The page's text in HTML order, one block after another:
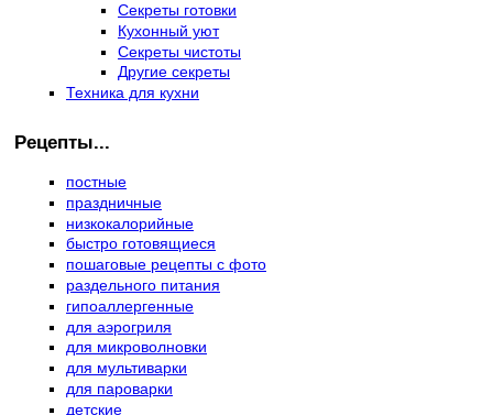
Секреты готовки
Кухонный уют
Секреты чистоты
Другие секреты
Техника для кухни
Рецепты...
постные
праздничные
низкокалорийные
быстро готовящиеся
пошаговые рецепты с фото
раздельного питания
гипоаллергенные
для аэрогриля
для микроволновки
для мультиварки
для пароварки
детские